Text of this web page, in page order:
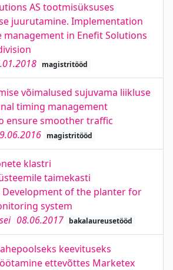
AS tootmisüksuses
juurutamine. Implementation
in Enefit Solutions
magistritööd
võimalused sujuvama liikluse
timing management
ensure smoother traffic
magistritööd
klastri
taimekasti
of the planter for
system
08.06.2017 bakalaureusetööd
keevituseks
ettevõttes Marketex